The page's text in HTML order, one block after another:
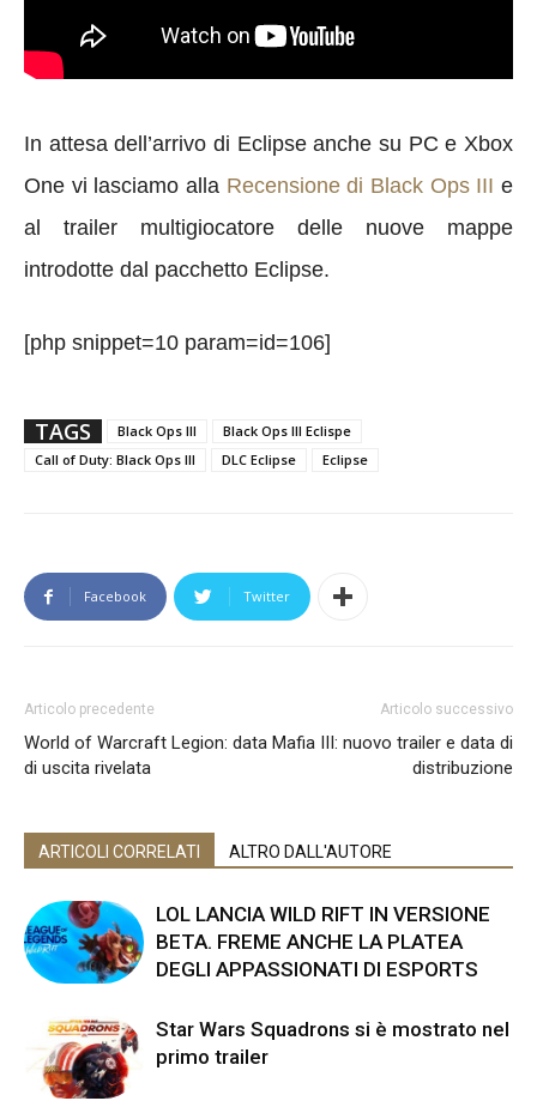
In attesa dell’arrivo di Eclipse anche su PC e Xbox
One vi lasciamo alla Recensione di Black Ops III e
al trailer multigiocatore delle nuove mappe
introdotte dal pacchetto Eclipse.
[php snippet=10 param=id=106]
TAGS Black Ops III
Black Ops III Eclispe
Call of Duty: Black Ops III
DLC Eclipse Eclipse
Facebook Twitter
Articolo precedente
World of Warcraft Legion: data
di uscita rivelata
Articolo successivo
Mafia III: nuovo trailer e data di
distribuzione
ARTICOLI CORRELATI ALTRO DALL'AUTORE
LOL LANCIA WILD RIFT IN VERSIONE
BETA. FREME ANCHE LA PLATEA
DEGLI APPASSIONATI DI ESPORTS
Star Wars Squadrons si è mostrato nel
primo trailer